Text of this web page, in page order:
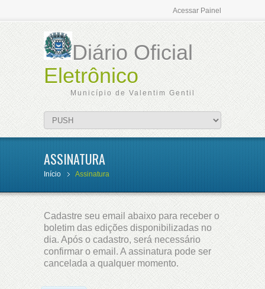
Acessar Painel
Diário Oficial
Eletrônico
Município de Valentim Gentil
ASSINATURA
Início Assinatura
Cadastre seu email abaixo para receber o
boletim das edições disponibilizadas no
dia. Após o cadastro, será necessário
confirmar o email. A assinatura pode ser
cancelada a qualquer momento.